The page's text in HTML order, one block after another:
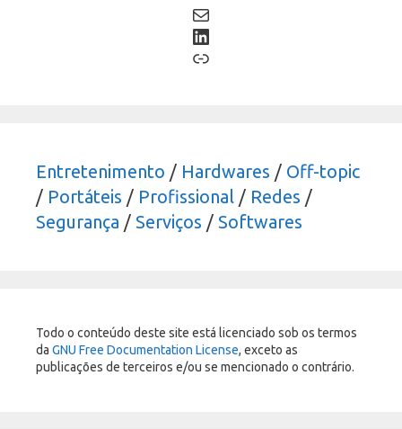
Mail
LinkedIn
Link
Entretenimento / Hardwares / Off-topic
/ Portáteis / Profissional / Redes /
Segurança / Serviços / Softwares
Todo o conteúdo deste site está licenciado sob os termos
da GNU Free Documentation License, exceto as
publicações de terceiros e/ou se mencionado o contrário.